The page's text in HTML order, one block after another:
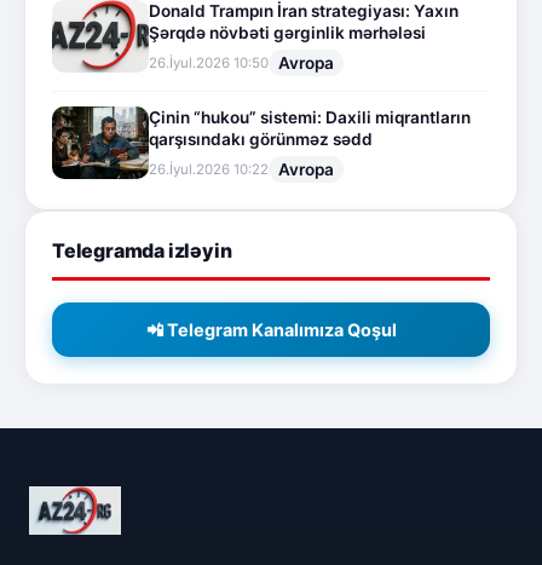
Donald Trampın İran strategiyası: Yaxın
Şərqdə növbəti gərginlik mərhələsi
26.İyul.2026 10:50 Avropa
Çinin “hukou” sistemi: Daxili miqrantların
qarşısındakı görünməz sədd
26.İyul.2026 10:22 Avropa
Telegramda izləyin
📲 Telegram Kanalımıza Qoşul